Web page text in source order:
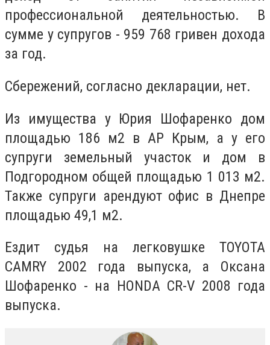
профессиональной деятельностью. В
сумме у супругов - 959 768 гривен дохода
за год.
Сбережений, согласно декларации, нет.
Из имущества у Юрия Шофаренко дом
площадью 186 м2 в АР Крым, а у его
супруги земельный участок и дом в
Подгородном общей площадью 1 013 м2.
Также супруги арендуют офис в Днепре
площадью 49,1 м2.
Ездит судья на легковушке TOYOTA
CAMRY 2002 года выпуска, а Оксана
Шофаренко - на НONDA CR-V 2008 года
выпуска.